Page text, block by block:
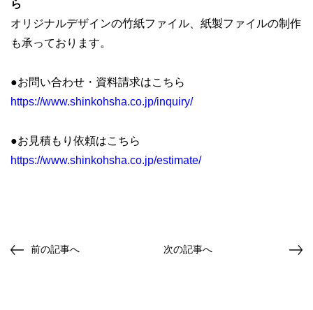
ら
オリジナルデザインの竹紙ファイル、紙製ファイルの制作
も承っております。
●お問い合わせ・資料請求はこちら
https://www.shinkohsha.co.jp/inquiry/
●お見積もり依頼はこちら
https://www.shinkohsha.co.jp/estimate/
前の記事へ 次の記事へ